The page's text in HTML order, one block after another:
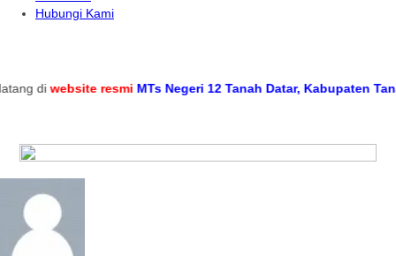
Hubungi Kami
diwebsite resmi MTs Negeri 12 Tanah Datar, Kabupaten